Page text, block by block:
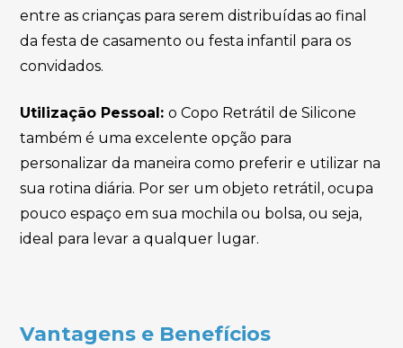
entre as crianças para serem distribuídas ao final
da festa de casamento ou festa infantil para os
convidados.
Utilização Pessoal:o Copo Retrátil de Silicone
também é uma excelente opção para
personalizar da maneira como preferir e utilizar na
sua rotina diária. Por ser um objeto retrátil, ocupa
pouco espaço em sua mochila ou bolsa, ou seja,
ideal para levar a qualquer lugar.
Vantagens e Benefícios